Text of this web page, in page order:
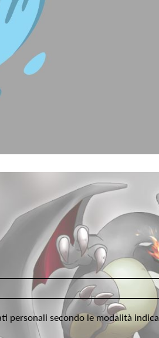
personali secondo le modalità